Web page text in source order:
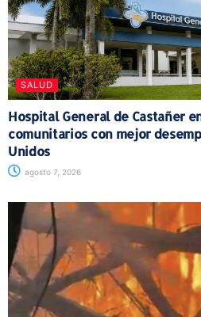
SALUD
Hospital General de Castañer
comunitarios con mejor
Unidos
agosto 7, 2026